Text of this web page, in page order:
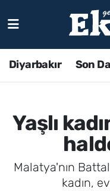
Diyarbakır Son
Yaşlı
Malatya'nın
kadın,